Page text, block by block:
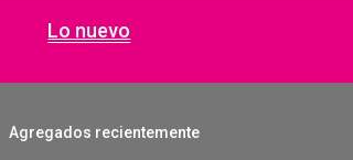
Lo nuevo
Agregados recientemente